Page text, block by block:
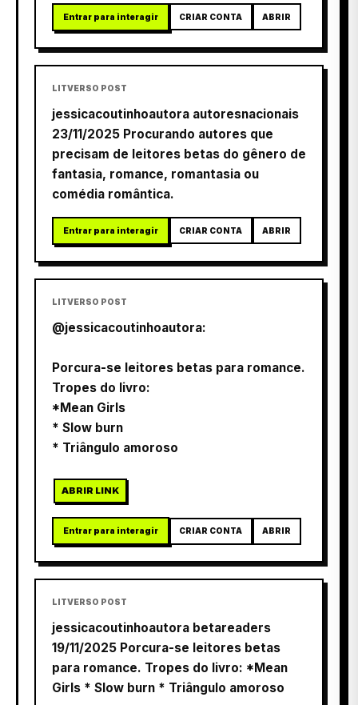
Entrar para interagir CRIAR CONTA ABRIR
LITVERSO POST
jessicacoutinhoautora autoresnacionais
23/11/2025 Procurando autores que
precisam de leitores betas do gênero de
fantasia, romance, romantasia ou
comédia romântica.
Entrar para interagir CRIAR CONTA ABRIR
LITVERSO POST
@jessicacoutinhoautora:
Porcura-se leitores betas para romance.
Tropes do livro:
*Mean Girls
* Slow burn
* Triângulo amoroso
ABRIR LINK
Entrar para interagir CRIAR CONTA ABRIR
LITVERSO POST
jessicacoutinhoautora betareaders
19/11/2025 Porcura-se leitores betas
para romance. Tropes do livro: *Mean
Girls * Slow burn * Triângulo amoroso